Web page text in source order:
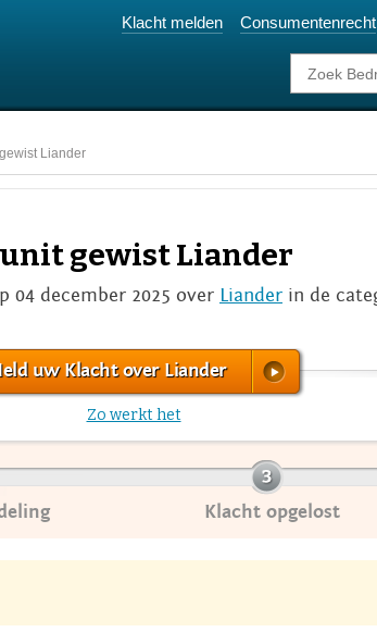
Klacht melden Consumentenrecht
Liander
gewist Liander
04 december 2025 over Liander in de
uw Klacht over Liander
Zo werkt het
Klacht opgelost